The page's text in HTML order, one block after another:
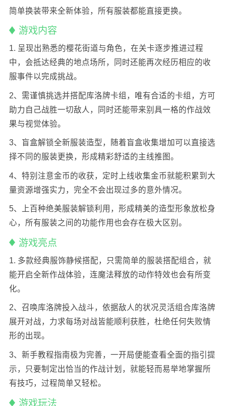
简单换装带来全新体验，所有服装都能直接更换。
游戏内容
1. 呈现出熟悉的樱花街道与角色，在关卡逐步推进过程
中，会抵达经典的地点场所，同时还能再次经历相应的收
服事件以完成挑战。
2、需谨慎挑选并搭配库洛牌卡组，唯有合适的卡组，方可
助力自己战胜一切敌人，同时还能带来别具一格的作战效
果与视觉体验。
3、盲盒解锁全新服装造型，随着盲盒收集增加可以直接选
择不同的服装更换，形成精彩舒适的主线推图。
4、特别注意金币的收获，定时上线收集金币就能积累到大
量资源增强实力，完全不会出现过多的意外情况。
5、上百种绝美服装解锁利用，形成精美的造型形象放松身
心，所有服装之间的功能作用也会存在极大区别。
游戏亮点
1. 多款经典服饰静候搭配，只需简单的服装搭配组合，就
能开启全新作战体验，连魔法释放的动作特效也会有所变
化。
2、召唤库洛牌投入战斗，依据敌人的状况灵活组合库洛牌
展开对战，力求每场对战皆能顺利获胜，杜绝任何失败情
形的出现。
3、新手教程指南极为完善，一开局便能查看全面的指引提
示，只要制定出恰当的作战计划，就能轻而易举地掌握所
有技巧，过程简单又轻松。
游戏玩法